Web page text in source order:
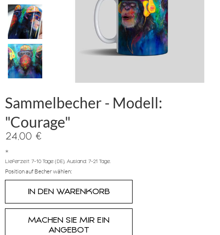
Sammelbecher - Modell:
"Courage"
24,00 €
*
Lieferzeit: 7-10 Tage (DE), Ausland: 7-21 Tage.
Position auf Becher wählen:
MACHEN SIE MIR EIN
ANGEBOT